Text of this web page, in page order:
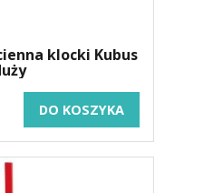
klocki Kubus
DO KOSZYKA